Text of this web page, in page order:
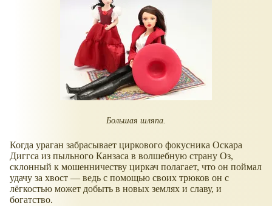
Большая шляпа.
Когда ураган забрасывает циркового фокусника Оскара
Диггса из пыльного Канзаса в волшебную страну Оз,
склонный к мошенничеству циркач полагает, что он поймал
удачу за хвост — ведь с помощью своих трюков он с
лёгкостью может добыть в новых землях и славу, и
богатство.